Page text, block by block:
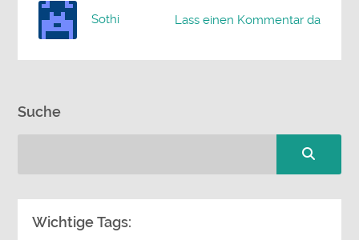
Lass einen Kommentar da
Sothi
Suche
Wichtige Tags: